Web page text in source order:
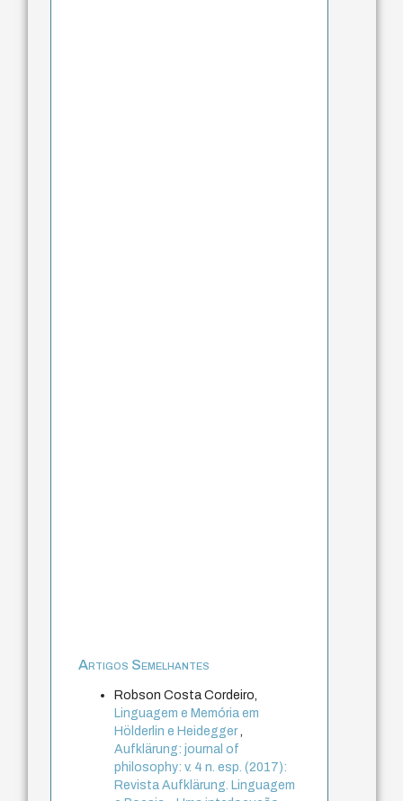
Artigos Semelhantes
Robson Costa Cordeiro,
Linguagem e Memória em
Hölderlin e Heidegger,
Aufklärung: journal of
philosophy: v. 4 n. esp. (2017):
Revista Aufklärung. Linguagem